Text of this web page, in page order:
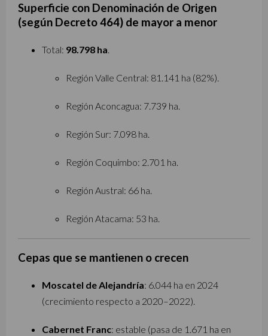
Superficie con Denominación de Origen
(según Decreto 464) de mayor a menor
Total: 98.798 ha
Región Valle Central: 81.141 ha (82%).
Región Aconcagua: 7.739 ha.
Región Sur: 7.098 ha.
Región Coquimbo: 2.701 ha.
Región Austral: 66 ha.
Región Atacama: 53 ha.
Cepas que se mantienen o crecen
Moscatel de Alejandría: 6.044 ha en 2024
(crecimiento respecto a 2020–2022).
Cabernet Franc: estable (pasa de 1.671 ha en